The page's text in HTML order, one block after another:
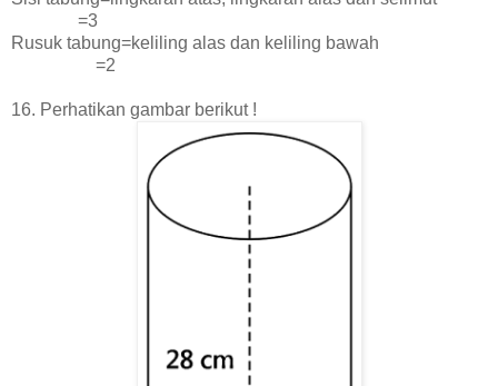
=3
Rusuk tabung=keliling alas dan keliling bawah
=2
16. Perhatikan gambar berikut !